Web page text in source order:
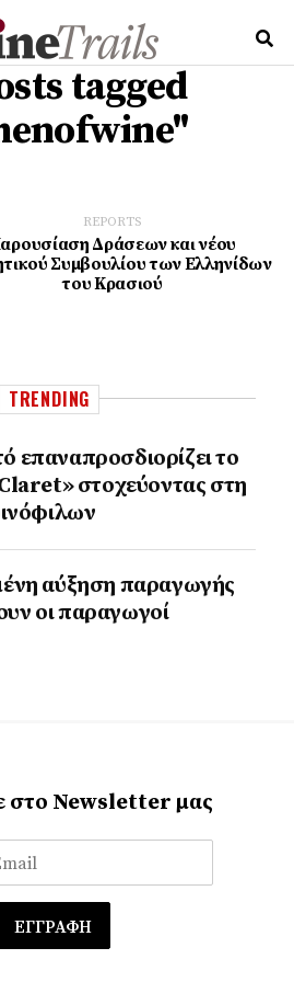
tagged
REPORTS
Δράσεων και νέου
Συμβουλίου των Ελληνίδων
του Κρασιού
TRENDING
επαναπροσδιορίζει το
στοχεύοντας στη
αύξηση παραγωγής
οι παραγωγοί
στο Newsletter μας